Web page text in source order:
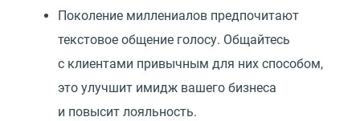
Поколение миллениалов предпочитают
текстовое общение голосу. Общайтесь
с клиентами привычным для них способом,
это улучшит имидж вашего бизнеса
и повысит лояльность.